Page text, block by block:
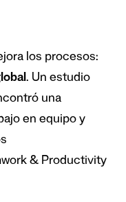
los procesos:
. Un estudio
una
en equipo y
& Productivity